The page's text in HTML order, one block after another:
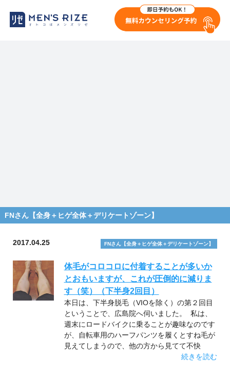
FNさん【全身＋ヒゲ全体＋デリケートゾーン】
2017.04.25 FNさん【全身＋ヒゲ全体＋デリケートゾーン】
体毛がコロコロに付着することが多いか
とおもいますが、これが圧倒的に減りま
す（笑）（下半身2回目）
本日は、下半身脱毛（VIOを除く）の第２回目
ということで、広島院へ伺いました。 私は、
週末にロードバイクに乗ることが趣味なのです
が、自転車用のハーフパンツを履くとすね毛が
見えてしまうので、他の方から見てて不快
続きを読む